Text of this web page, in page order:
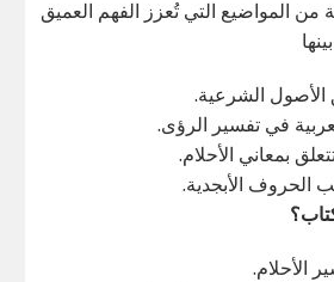
المواضيع التي تُعزز الفهم العميق
الأصول الشرعية.
في تفسير الرؤى.
بمعاني الأحلام.
الأبجدية.
الأحلام.